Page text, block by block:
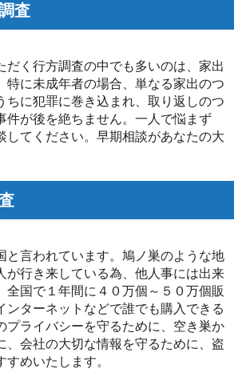
査
だく行方調査の中でも多いのは、家出
特に未成年者の場合、単なる家出のつ
ちに犯罪に巻き込まれ、取り返しのつ
件が後を絶ちません。一人で悩まず
してください。早期相談があなたの大
と言われています。鳩ノ巣のような地
が行き来している為、他人事には出来
全国で１年間に４０万個～５０万個販
ンターネットなどで誰でも購入できる
プライバシーを守るために、空き巣か
、会社の大切な情報を守るために、盗
めいたします。